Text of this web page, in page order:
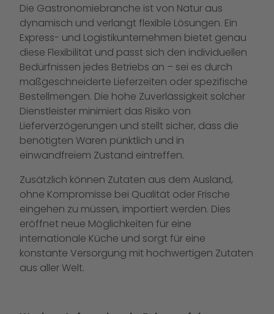
Die Gastronomiebranche ist von Natur aus
dynamisch und verlangt flexible Lösungen. Ein
Express- und Logistikunternehmen bietet genau
diese Flexibilität und passt sich den individuellen
Bedürfnissen jedes Betriebs an – sei es durch
maßgeschneiderte Lieferzeiten oder spezifische
Bestellmengen. Die hohe Zuverlässigkeit solcher
Dienstleister minimiert das Risiko von
Lieferverzögerungen und stellt sicher, dass die
benötigten Waren pünktlich und in
einwandfreiem Zustand eintreffen.
Zusätzlich können Zutaten aus dem Ausland,
ohne Kompromisse bei Qualität oder Frische
eingehen zu müssen, importiert werden. Dies
eröffnet neue Möglichkeiten für eine
internationale Küche und sorgt für eine
konstante Versorgung mit hochwertigen Zutaten
aus aller Welt.